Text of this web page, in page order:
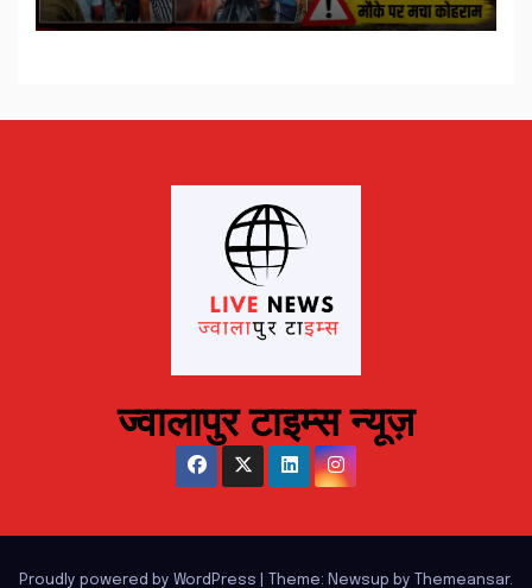
ज्वालापुर टाइम्स न्यूज़
Proudly powered by WordPress Theme: Newsup by Themeansar.